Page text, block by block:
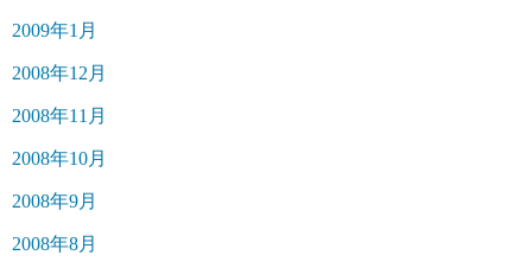
2009年1月
2008年12月
2008年11月
2008年10月
2008年9月
2008年8月